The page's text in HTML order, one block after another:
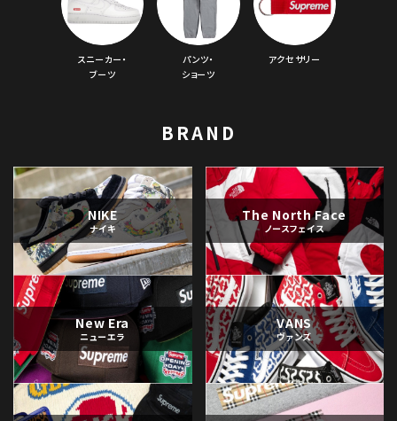
スニーカー・
ブーツ
パンツ・
ショーツ
アクセサリー
BRAND
NIKE
ナイキ
The North Face
ノースフェイス
New Era
ニューエラ
VANS
ヴァンズ